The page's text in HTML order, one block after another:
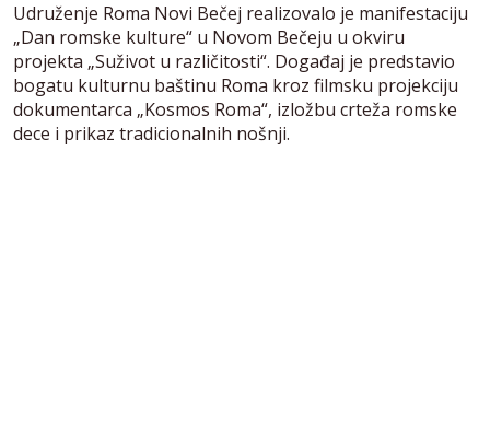
Udruženje Roma Novi Bečej realizovalo je manifestaciju
„Dan romske kulture“ u Novom Bečeju u okviru
projekta „Suživot u različitosti“. Događaj je predstavio
bogatu kulturnu baštinu Roma kroz filmsku projekciju
dokumentarca „Kosmos Roma“, izložbu crteža romske
dece i prikaz tradicionalnih nošnji.